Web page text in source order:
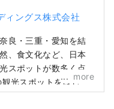
ィングス株式会社
良・三重・愛知を結
、食文化など、日本
スポットが数多く点
光スポットをはじ
ンやホテル、旅行中
more